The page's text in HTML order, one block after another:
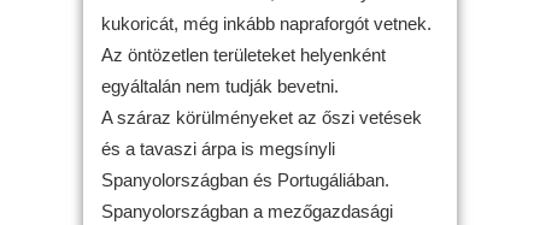
kukoricát, még inkább napraforgót vetnek.
Az öntözetlen területeket helyenként
egyáltalán nem tudják bevetni.
A száraz körülményeket az őszi vetések
és a tavaszi árpa is megsínyli
Spanyolországban és Portugáliában.
Spanyolországban a mezőgazdasági